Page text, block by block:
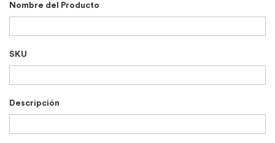
Nombre del Producto
SKU
Descripción